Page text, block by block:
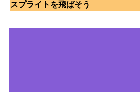
スプライトを飛ばそう